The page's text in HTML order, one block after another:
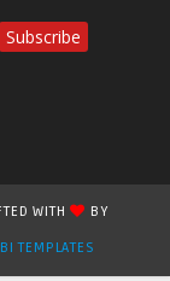
Subscribe
WITH
BY
TEMPLATES